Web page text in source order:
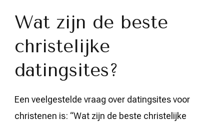
Wat zijn de beste
christelijke
datingsites?
Een veelgestelde vraag over datingsites voor
christenen is: “Wat zijn de beste christelijke